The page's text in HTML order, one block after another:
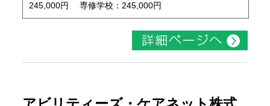
245,000円 専修学校：245,000円